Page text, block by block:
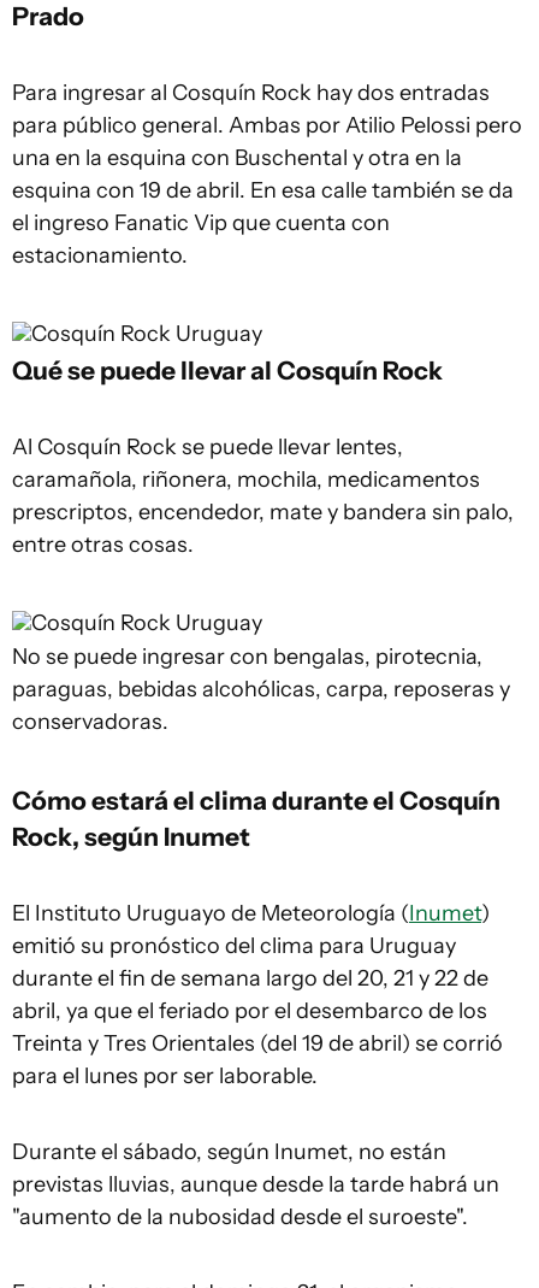
Prado
Para ingresar al Cosquín Rock hay dos entradas
para público general. Ambas por Atilio Pelossi pero
una en la esquina con Buschental y otra en la
esquina con 19 de abril. En esa calle también se da
el ingreso Fanatic Vip que cuenta con
estacionamiento.
Cosquín Rock Uruguay
Qué se puede llevar al Cosquín Rock
Al Cosquín Rock se puede llevar lentes,
caramañola, riñonera, mochila, medicamentos
prescriptos, encendedor, mate y bandera sin palo,
entre otras cosas.
Cosquín Rock Uruguay
No se puede ingresar con bengalas, pirotecnia,
paraguas, bebidas alcohólicas, carpa, reposeras y
conservadoras.
Cómo estará el clima durante el Cosquín
Rock, según Inumet
El Instituto Uruguayo de Meteorología (Inumet)
emitió su pronóstico del clima para Uruguay
durante el fin de semana largo del 20, 21 y 22 de
abril, ya que el feriado por el desembarco de los
Treinta y Tres Orientales (del 19 de abril) se corrió
para el lunes por ser laborable.
Durante el sábado, según Inumet, no están
previstas lluvias, aunque desde la tarde habrá un
"aumento de la nubosidad desde el suroeste".